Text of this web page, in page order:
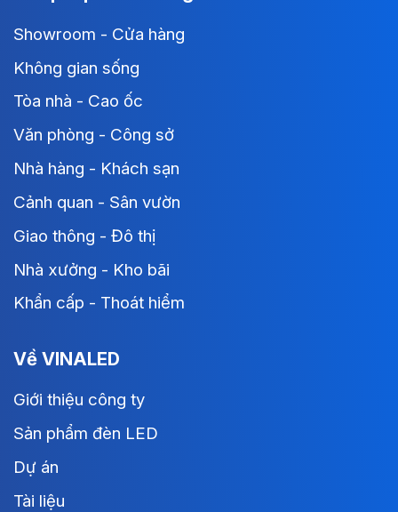
Showroom - Cửa hàng
Không gian sống
Tòa nhà - Cao ốc
Văn phòng - Công sở
Nhà hàng - Khách sạn
Cảnh quan - Sân vườn
Giao thông - Đô thị
Nhà xưởng - Kho bãi
Khẩn cấp - Thoát hiểm
Về VINALED
Giới thiệu công ty
Sản phẩm đèn LED
Dự án
Tài liệu